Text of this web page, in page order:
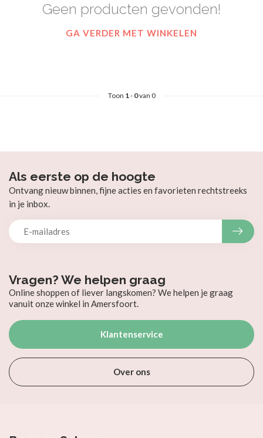
Geen producten gevonden!
GA VERDER MET WINKELEN
Toon 1- 0van 0
Vragen? We helpen graag
Online shoppen of liever langskomen? We helpen je graag
vanuit onze winkel in Amersfoort.
Klantenservice
Over ons
Als eerste op de hoogte
Ontvang nieuw binnen, fijne acties en favorieten rechtstreeks
in je inbox.